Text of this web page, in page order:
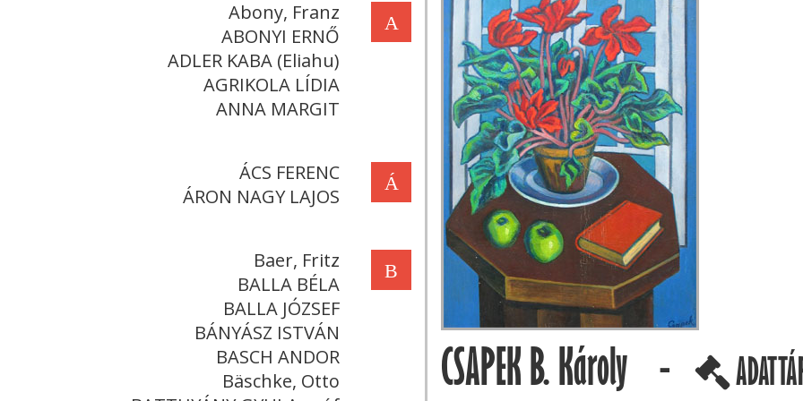
A
Abony, Franz
ABONYI ERNŐ
ADLER KABA (Eliahu)
AGRIKOLA LÍDIA
ANNA MARGIT
Á
ÁCS FERENC
ÁRON NAGY LAJOS
B
Baer, Fritz
BALLA BÉLA
BALLA JÓZSEF
BÁNYÁSZ ISTVÁN
BASCH ANDOR
Bäschke, Otto
CSAPEK B. Károly -